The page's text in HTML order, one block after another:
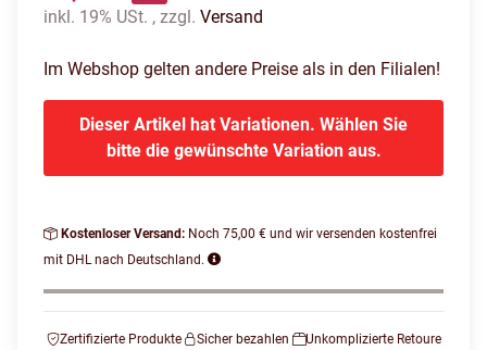
inkl. 19% USt. , zzgl. Versand
Im Webshop gelten andere Preise als in den Filialen!
Dieser Artikel hat Variationen. Wählen Sie
bitte die gewünschte Variation aus.
Kostenloser Versand: Noch 75,00 € und wir versenden kostenfrei
mit DHL nach Deutschland.
Zertifizierte Produkte Sicher bezahlen Unkomplizierte Retoure